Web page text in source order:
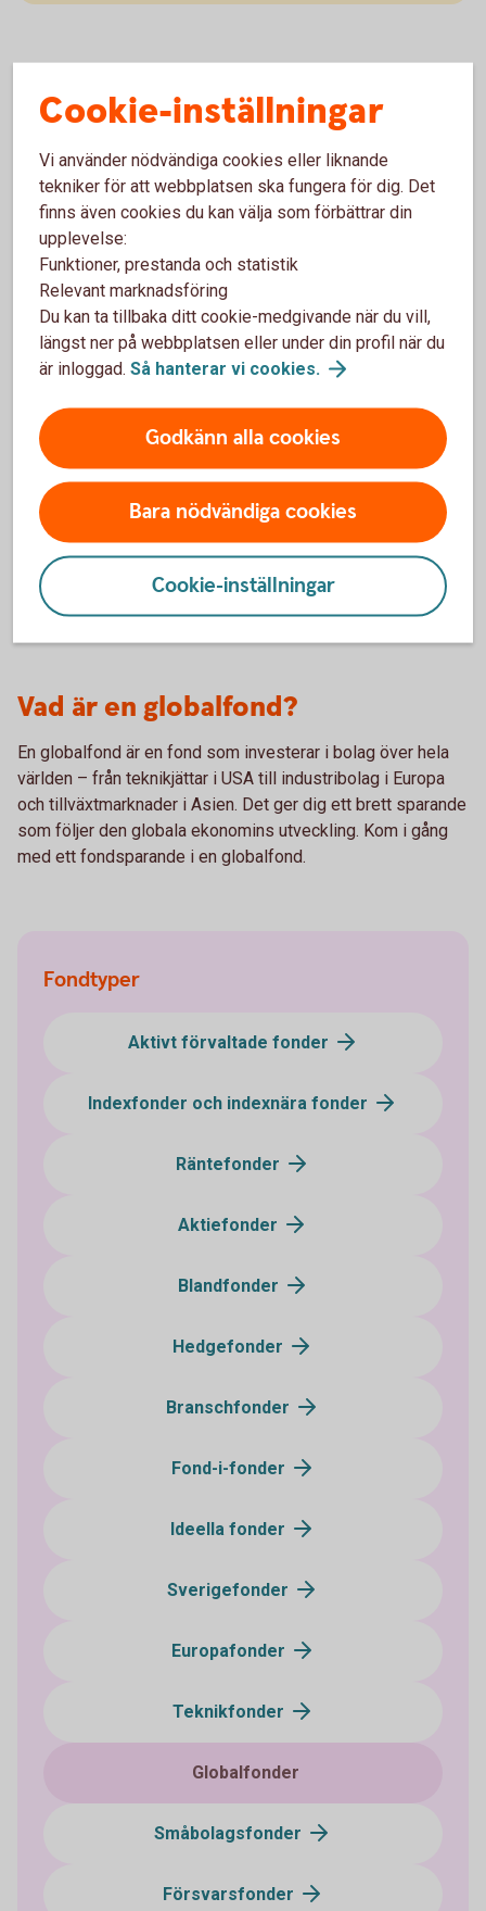
Global High Dividend
Global High Dividend är en aktiefond som investerar
i bolag världen över med hög utdelning. Generellt har
bolag med en hög direktavkastning en mer mogen
affärsmodell vilket tenderar att ge dem en lägre
riskprofil.
Swedbank Robur Global High Dividend A - se
utveckling
Bolag med hög
utdelning
Vad är en globalfond?
En globalfond är en fond som investerar i bolag över hela
världen – från teknikjättar i USA till industribolag i Europa
och tillväxtmarknader i Asien. Det ger dig ett brett sparande
som följer den globala ekonomins utveckling. Kom i gång
med ett fondsparande i en globalfond.
Fondtyper
Aktivt förvaltade fonder
Indexfonder och indexnära fonder
Räntefonder
Aktiefonder
Blandfonder
Hedgefonder
Branschfonder
Fond-i-fonder
Ideella fonder
Sverigefonder
Europafonder
Teknikfonder
Globalfonder
Småbolagsfonder
Försvarsfonder
Cookie-inställningar
Vi använder nödvändiga cookies eller liknande
tekniker för att webbplatsen ska fungera för dig. Det
finns även cookies du kan välja som förbättrar din
upplevelse:
Funktioner, prestanda och statistik
Relevant marknadsföring
Du kan ta tillbaka ditt cookie-medgivande när du vill,
längst ner på webbplatsen eller under din profil när du
är inloggad. Så hanterar vi cookies.
Godkänn alla cookies
Bara nödvändiga cookies
Cookie-inställningar